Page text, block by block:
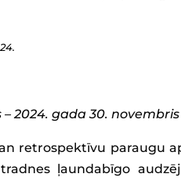
2024. gada 30. novembris
retrospektīvu paraugu
ļaundabīgo